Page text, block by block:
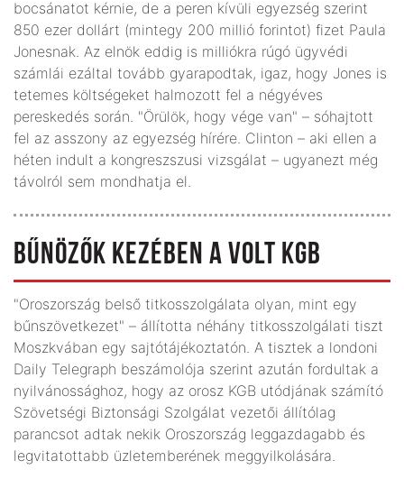
bocsánatot kérnie, de a peren kívüli egyezség szerint
850 ezer dollárt (mintegy 200 millió forintot) fizet Paula
Jonesnak. Az elnök eddig is milliókra rúgó ügyvédi
számlái ezáltal tovább gyarapodtak, igaz, hogy Jones is
tetemes költségeket halmozott fel a négyéves
pereskedés során. "Örülök, hogy vége van" – sóhajtott
fel az asszony az egyezség hírére. Clinton – aki ellen a
héten indult a kongreszszusi vizsgálat – ugyanezt még
távolról sem mondhatja el.
BŰNÖZŐK KEZÉBEN A VOLT KGB
"Oroszország belső titkosszolgálata olyan, mint egy
bűnszövetkezet" – állította néhány titkosszolgálati tiszt
Moszkvában egy sajtótájékoztatón. A tisztek a londoni
Daily Telegraph beszámolója szerint azután fordultak a
nyilvánossághoz, hogy az orosz KGB utódjának számító
Szövetségi Biztonsági Szolgálat vezetői állítólag
parancsot adtak nekik Oroszország leggazdagabb és
legvitatottabb üzletemberének meggyilkolására.